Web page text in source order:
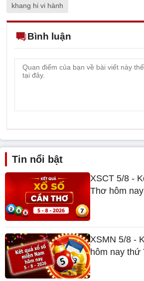
khang hi vi hành
Bình luận
Tin nổi bật
XSCT 5/8 -
Thơ hôm
XSMN 5/8 -
hôm nay thứ